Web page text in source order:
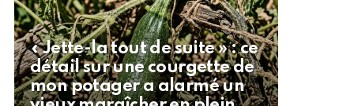
« Jette-la tout de suite » : ce
détail sur une courgette de
mon potager a alarmé un